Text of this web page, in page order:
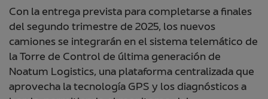
Con la entrega prevista para completarse a finales
del segundo trimestre de 2025, los nuevos
camiones se integrarán en el sistema telemático de
la Torre de Control de última generación de
Noatum Logistics, una plataforma centralizada que
aprovecha la tecnología GPS y los diagnósticos a